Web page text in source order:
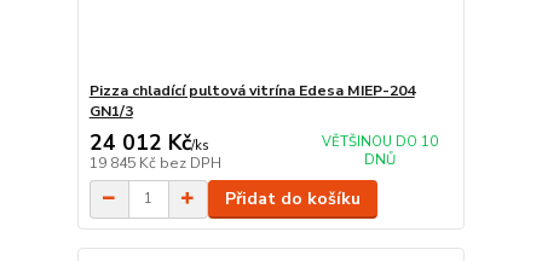
Pizza chladící pultová vitrína Edesa MIEP-204
GN1/3
24 012 Kč/ks
19 845 Kč bez DPH
VĚTŠINOU DO 10
DNŮ
Přidat do košíku